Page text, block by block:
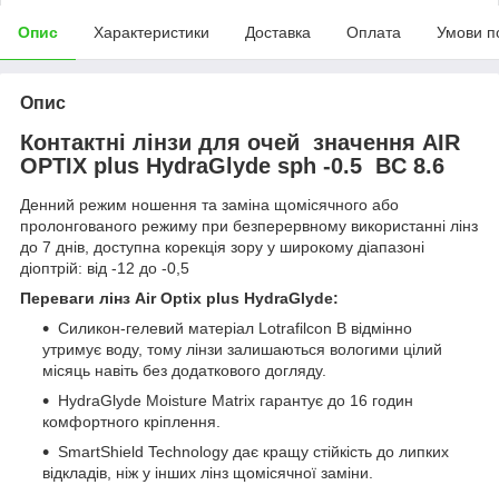
Опис Характеристики Доставка Оплата Умови
Опис
Контактні лінзи для очей значення AIR
OPTIX plus HydraGlyde sph -0.5 BC 8.6
Денний режим ношення та заміна щомісячного або
пролонгованого режиму при безперервному використанні лінз
до 7 днів, доступна корекція зору у широкому діапазоні
діоптрій: від -12 до -0,5
Переваги лінз Air Optix plus HydraGlyde:
Силикон-гелевий матеріал Lotrafilcon В відмінно
утримує воду, тому лінзи залишаються вологими цілий
місяць навіть без додаткового догляду.
HydraGlyde Moisture Matrix гарантує до 16 годин
комфортного кріплення.
SmartShield Technology дає кращу стійкість до липких
відкладів, ніж у інших лінз щомісячної заміни.